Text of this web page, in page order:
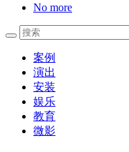
No more
案例
演出
安装
娱乐
教育
微影